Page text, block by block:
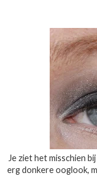
Je ziet het misschien
erg donkere ooglook,